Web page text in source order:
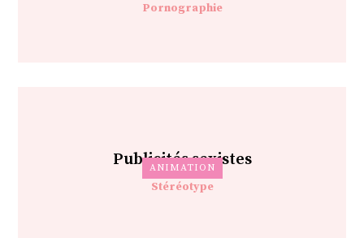
Pornographie
ANIMATION
Publicités sexistes
Stéréotype